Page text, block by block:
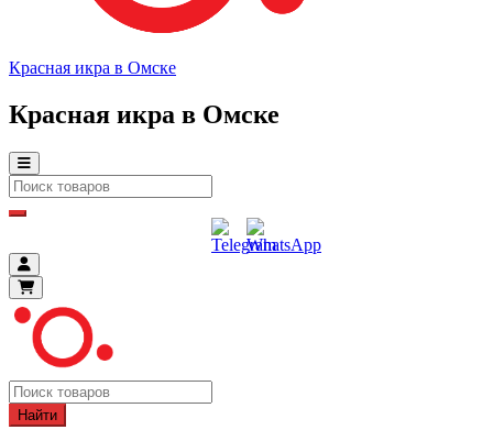
Красная икра в Омске
Красная икра в Омске
Найти